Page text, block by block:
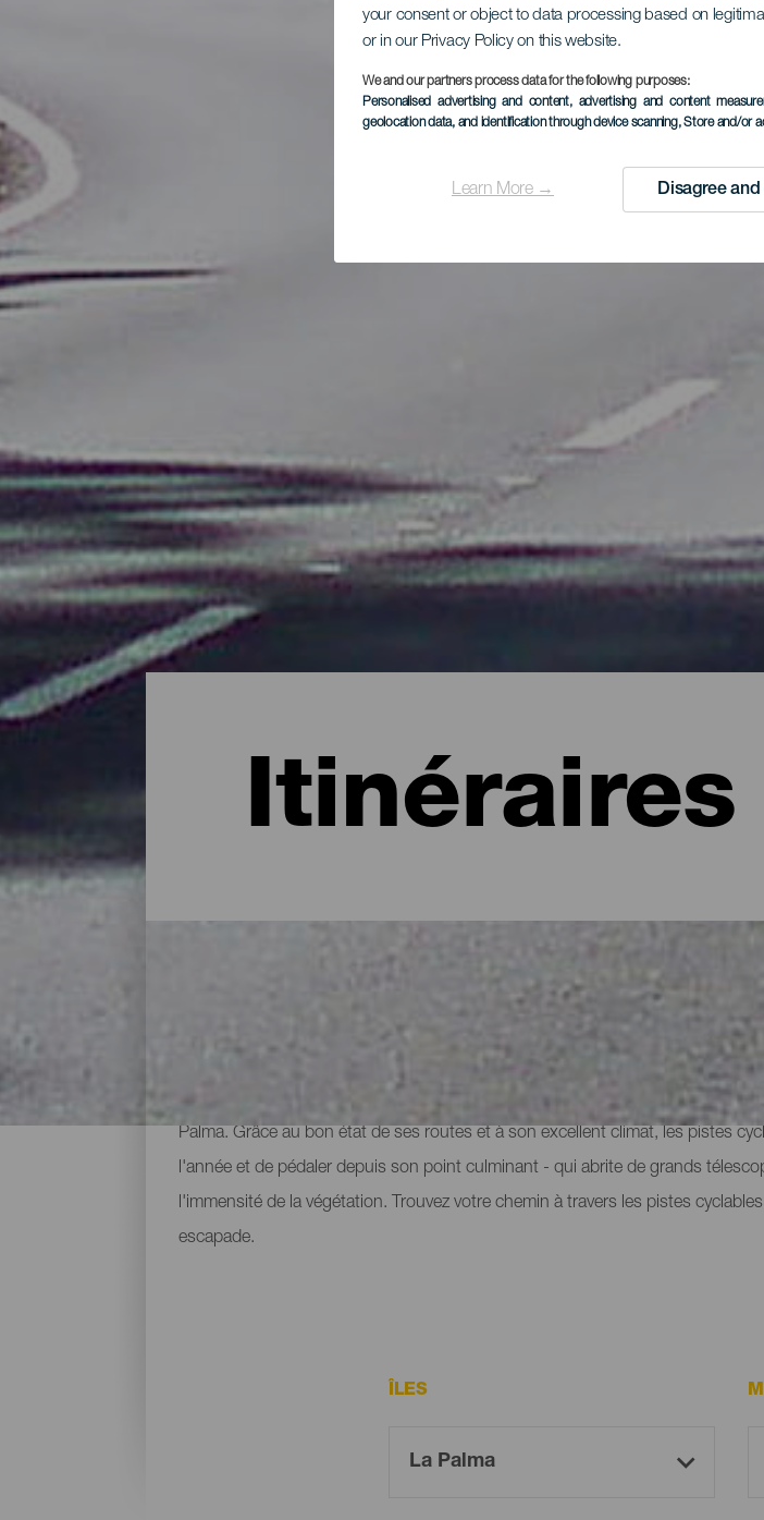
your consent or object to data processing based on
or in our Privacy Policy on this website.
We and our partners process data for the following purposes:
Personalised advertising and content, advertising and content
geolocation data, and identification through device scanning, Store and/or
Learn More → Disagree and
Itinéraires
À pied, en voiture, en plongée, depuis les airs... ou en deux roues. Explorer
Palma. Grâce au bon état de ses routes et à son excellent climat, les pistes
l'année et de pédaler depuis son point culminant - qui abrite de grands
l'immensité de la végétation. Trouvez votre chemin à travers les pistes
escapade.
ÎLES